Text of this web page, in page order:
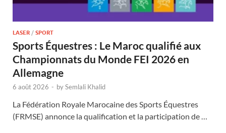
LASER / SPORT
Sports Équestres : Le Maroc qualifié aux
Championnats du Monde FEI 2026 en
Allemagne
6 août 2026 - bySemlali Khalid
La Fédération Royale Marocaine des Sports Équestres
(FRMSE) annonce la qualification et la participation de …